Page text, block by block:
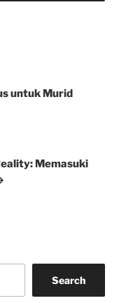
untuk Murid
Memasuki
Search